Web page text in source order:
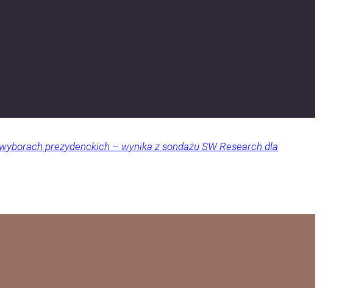
prezydenckich – wynika z sondażu SW Research dla